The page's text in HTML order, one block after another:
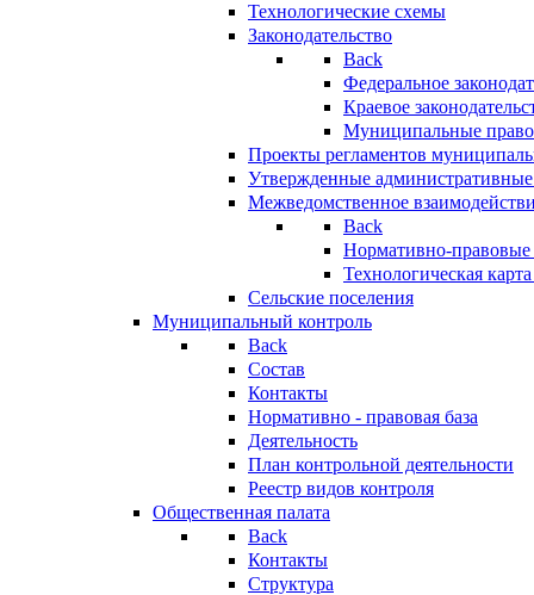
Технологические схемы
Законодательство
Back
Федеральное
Краевое
Муниципальные
Проекты регламентов
Утвержденные
Межведомственное
Back
Нормативно-правовые
Технологическая
Сельские поселения
Муниципальный контроль
Back
Состав
Контакты
Нормативно - правовая база
Деятельность
План контрольной деятельности
Реестр видов контроля
Общественная палата
Back
Контакты
Структура